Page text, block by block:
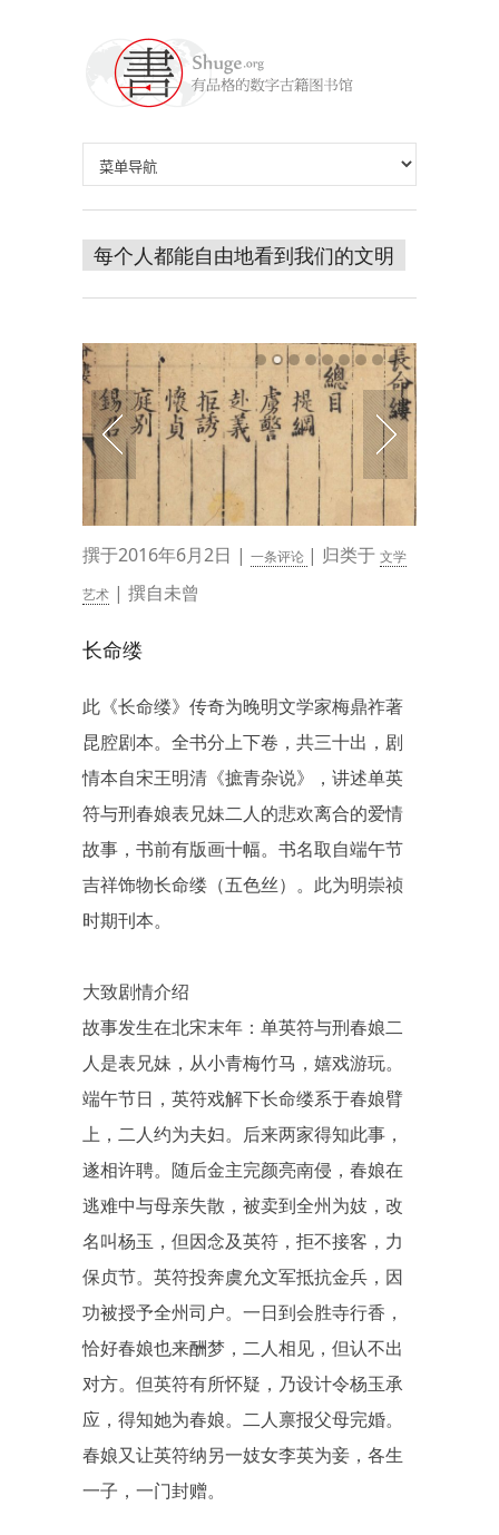
每个人都能自由地看到我们的文明
撰于2016年6月2日 | 一条评论 | 归类于 文学
艺术 | 撰自未曾
长命缕
此《长命缕》传奇为晚明文学家梅鼎祚著
昆腔剧本。全书分上下卷，共三十出，剧
情本自宋王明清《摭青杂说》，讲述单英
符与刑春娘表兄妹二人的悲欢离合的爱情
故事，书前有版画十幅。书名取自端午节
吉祥饰物长命缕（五色丝）。此为明崇祯
时期刊本。
大致剧情介绍
故事发生在北宋末年：单英符与刑春娘二
人是表兄妹，从小青梅竹马，嬉戏游玩。
端午节日，英符戏解下长命缕系于春娘臂
上，二人约为夫妇。后来两家得知此事，
遂相许聘。随后金主完颜亮南侵，春娘在
逃难中与母亲失散，被卖到全州为妓，改
名叫杨玉，但因念及英符，拒不接客，力
保贞节。英符投奔虞允文军抵抗金兵，因
功被授予全州司户。一日到会胜寺行香，
恰好春娘也来酬梦，二人相见，但认不出
对方。但英符有所怀疑，乃设计令杨玉承
应，得知她为春娘。二人禀报父母完婚。
春娘又让英符纳另一妓女李英为妾，各生
一子，一门封赠。